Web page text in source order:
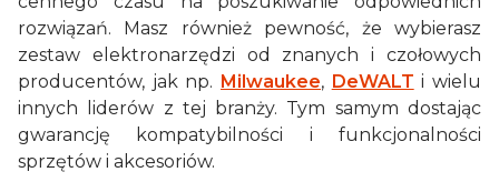
rozwiązań. Masz również pewność, że wybierasz
zestaw elektronarzędzi od znanych i czołowych
producentów, jak np. Milwaukee, DeWALT i wielu
innych liderów z tej branży. Tym samym dostając
gwarancję kompatybilności i funkcjonalności
sprzętów i akcesoriów.